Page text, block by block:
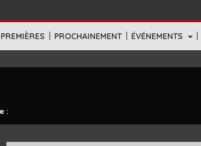
| PROCHAINEMENT | ÉVÉNEMENTS |
: